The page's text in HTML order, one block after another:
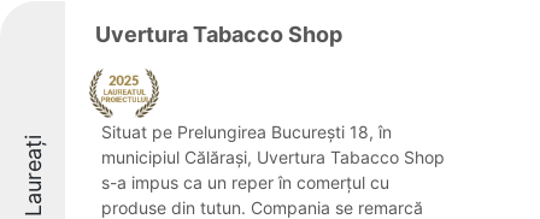
Laureați
Uvertura Tabacco Shop
Situat pe Prelungirea București 18, în
municipiul Călăraşi, Uvertura Tabacco Shop
s-a impus ca un reper în comerțul cu
produse din tutun. Compania se remarcă